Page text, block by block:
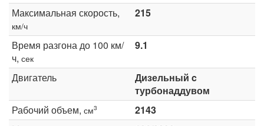
Максимальная скорость,
км/ч
215
Время разгона до 100 км/
ч, сек
9.1
Двигатель
Дизельный c
турбонаддувом
Рабочий объем, см3
2143